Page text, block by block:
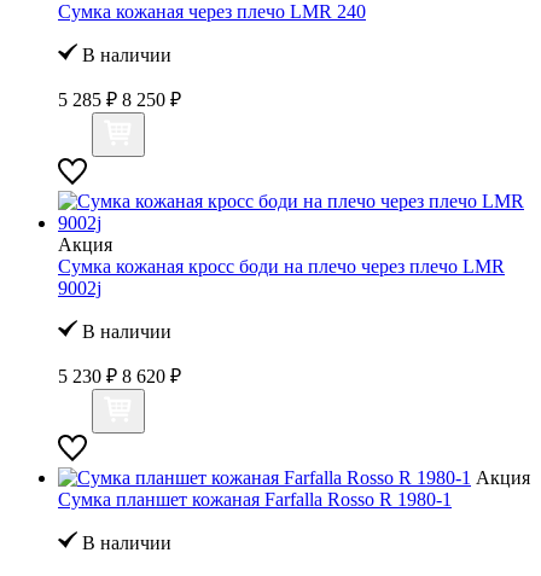
Сумка кожаная через плечо LMR 240
В наличии
5 285 ₽ 8 250 ₽
Акция
Сумка кожаная кросс боди на плечо через плечо LMR
9002j
В наличии
5 230 ₽ 8 620 ₽
Акция
Сумка планшет кожаная Farfalla Rosso R 1980-1
В наличии